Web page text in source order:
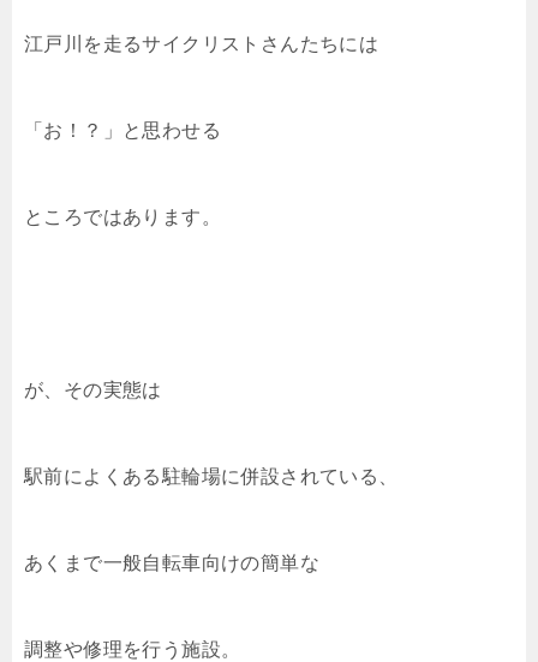
江戸川を走るサイクリストさんたちには
「お！？」と思わせる
ところではあります。
が、その実態は
駅前によくある駐輪場に併設されている、
あくまで一般自転車向けの簡単な
調整や修理を行う施設。